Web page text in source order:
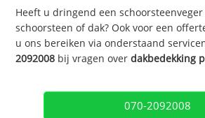
Heeft u dringend een
schoorsteen of dak? Ook voor een
u ons bereiken via onderstaand
2092008 bij vragen overdakbedekking
070-2092008